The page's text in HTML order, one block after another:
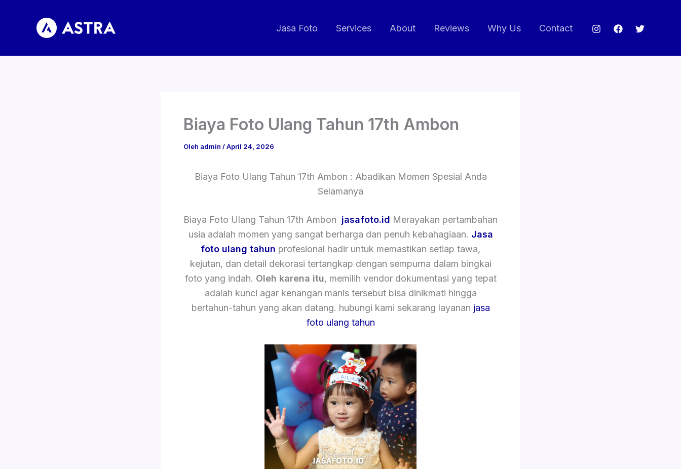
Jasa Foto Services About Reviews Why Us Contact
Biaya Foto Ulang Tahun 17th Ambon
Oleh admin /April 24, 2026
Biaya Foto Ulang Tahun 17th Ambon : Abadikan Momen Spesial Anda
Selamanya
Biaya Foto Ulang Tahun 17th Ambon jasafoto.id Merayakan pertambahan
usia adalah momen yang sangat berharga dan penuh kebahagiaan. Jasa
foto ulang tahun profesional hadir untuk memastikan setiap tawa,
kejutan, dan detail dekorasi tertangkap dengan sempurna dalam bingkai
foto yang indah. Oleh karena itu, memilih vendor dokumentasi yang tepat
adalah kunci agar kenangan manis tersebut bisa dinikmati hingga
bertahun-tahun yang akan datang. hubungi kami sekarang layanan jasa
foto ulang tahun